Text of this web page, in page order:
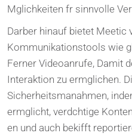
Mglichkeiten fr sinnvolle
Darber hinauf bietet Meetic
Kommunikationstools wie
Ferner Videoanrufe, Damit
Interaktion zu ermglichen.
Sicherheitsmanahmen,
ermglicht, verdchtige
en und auch bekifft